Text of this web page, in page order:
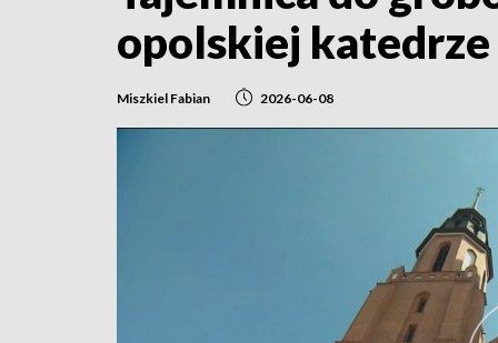
opolskiej katedrze
Miszkiel Fabian 2026-06-08